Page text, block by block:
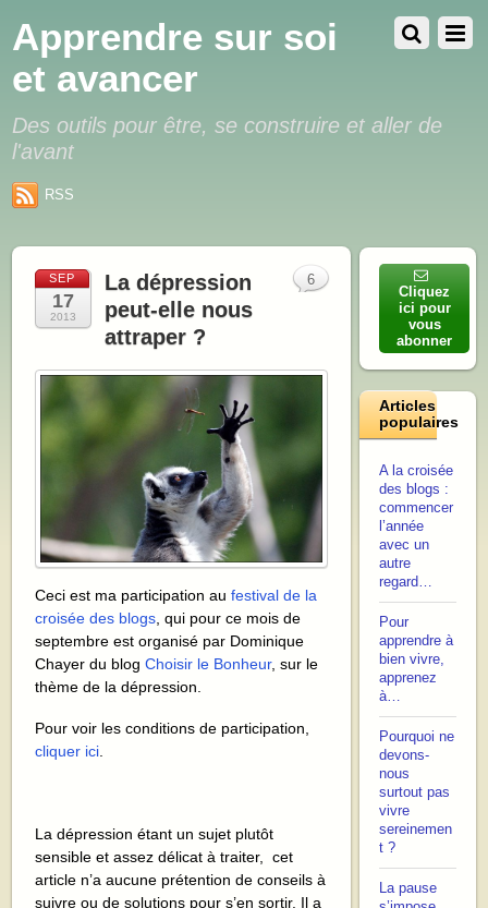
Apprendre sur soi
et avancer
Des outils pour être, se construire et aller de
l'avant
RSS
SEP
17
2013
La dépression
peut-elle nous
attraper ?
Ceci est ma participation aufestival de la
croisée des blogs, qui pour ce mois de
septembre est organisé par Dominique
Chayer du blogChoisir le Bonheur, sur le
thème de la dépression.
Pour voir les conditions de participation,
cliquer ici
La dépression étant un sujet plutôt
sensible et assez délicat à traiter, cet
article n’a aucune prétention de conseils à
suivre ou de solutions pour s’en sortir. Il a
6
Cliquez
ici pour
vous
abonner
Articles
populaires
A la croisée
des blogs :
commencer
l’année
avec un
autre
regard…
Pour
apprendre à
bien vivre,
apprenez
à…
Pourquoi ne
devons-
nous
surtout pas
vivre
sereinemen
t ?
La pause